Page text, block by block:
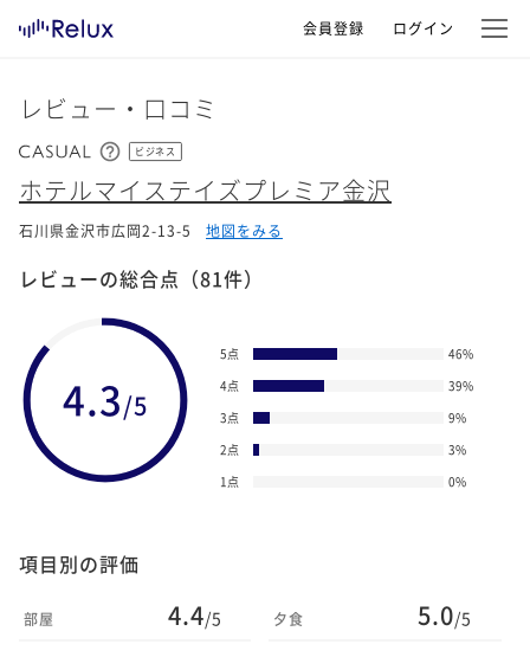
会員登録 ログイン
レビュー・口コミ
ビジネス
ホテルマイステイズプレミア金沢
石川県金沢市広岡2-13-5 地図をみる
レビューの総合点 （81件）
4.3/5
5点 46%
4点
39%
3点
9%
2点
3%
1点
0%
項目別の評価
部屋 4.4/5 夕食 5.0/5